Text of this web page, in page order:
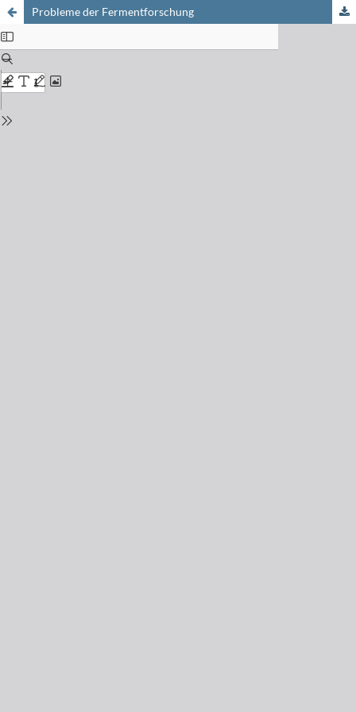
Probleme der Fermentforschung